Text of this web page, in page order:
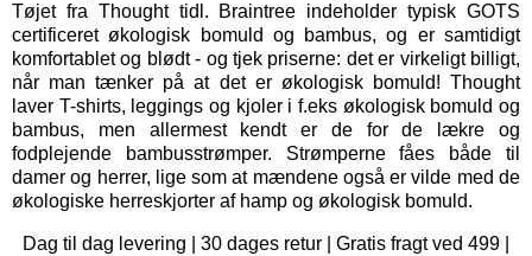
Tøjet fra Thought tidl. Braintree indeholder typisk GOTS
certificeret økologisk bomuld og bambus, og er samtidigt
komfortablet og blødt - og tjek priserne: det er virkeligt billigt,
når man tænker på at det er økologisk bomuld! Thought
laver T-shirts, leggings og kjoler i f.eks økologisk bomuld og
bambus, men allermest kendt er de for de lækre og
fodplejende bambusstrømper. Strømperne fåes både til
damer og herrer, lige som at mændene også er vilde med de
økologiske herreskjorter af hamp og økologisk bomuld.
Dag til dag levering | 30 dages retur | Gratis fragt ved 499 |